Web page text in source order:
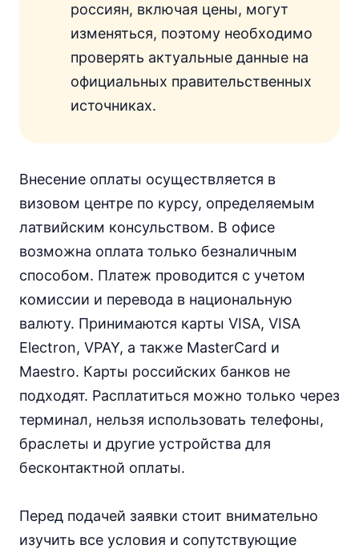
россиян, включая цены, могут
изменяться, поэтому необходимо
проверять актуальные данные на
официальных правительственных
источниках.
Внесение оплаты осуществляется в
визовом центре по курсу, определяемым
латвийским консульством. В офисе
возможна оплата только безналичным
способом. Платеж проводится с учетом
комиссии и перевода в национальную
валюту. Принимаются карты VISA, VISA
Electron, VPAY, а также MasterCard и
Maestro. Карты российских банков не
подходят. Расплатиться можно только через
терминал, нельзя использовать телефоны,
браслеты и другие устройства для
бесконтактной оплаты.
Перед подачей заявки стоит внимательно
изучить все условия и сопутствующие